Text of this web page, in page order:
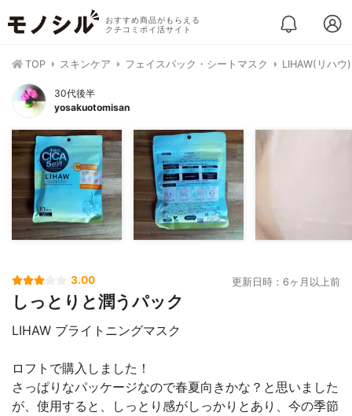
おすすめ商品がもらえる
クチコミポイ活サイト
TOP スキンケア フェイスパック・シートマスク LIHAW(リハ
30代後半
yosakuotomisan
3.00 更新日時：6ヶ月以上前
しっとりと潤うパック
LIHAW ブライトニングマスク
ロフトで購入しました！
さっぱりなパッケージなので春夏向きかな？と思いました
が、使用すると、しっとり感がしっかりとあり、今の季節